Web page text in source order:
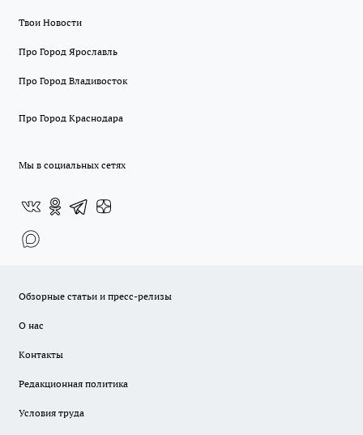
Твои Новости
Про Город Ярославль
Про Город Владивосток
Про Город Краснодара
Мы в социальных сетях
Обзорные статьи и пресс-релизы
О нас
Контакты
Редакционная политика
Условия труда